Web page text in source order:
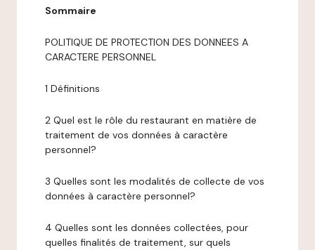
Sommaire
POLITIQUE DE PROTECTION DES DONNEES A
CARACTERE PERSONNEL
1 Définitions
2 Quel est le rôle du restaurant en matière de
traitement de vos données à caractère
personnel?
3 Quelles sont les modalités de collecte de vos
données à caractère personnel?
4 Quelles sont les données collectées, pour
quelles finalités de traitement, sur quels